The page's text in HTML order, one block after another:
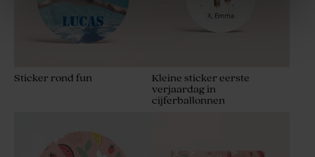
Sticker rond fun
Kleine sticker eerste
verjaardag in
cijferballonnen